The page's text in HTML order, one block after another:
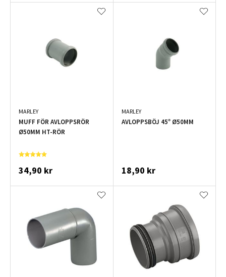
MARLEY
MUFF FÖR AVLOPPSRÖR
Ø50MM HT-RÖR
34,90 kr
MARLEY
AVLOPPSBÖJ 45° Ø50MM
18,90 kr